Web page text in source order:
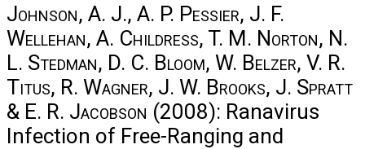
Johnson, A. J., A. P. Pessier, J. F.
Wellehan, A. Childress, T. M. Norton, N.
L. Stedman, D. C. Bloom, W. Belzer, V. R.
Titus, R. Wagner, J. W. Brooks, J. Spratt
& E. R. Jacobson (2008): Ranavirus
Infection of Free-Ranging and